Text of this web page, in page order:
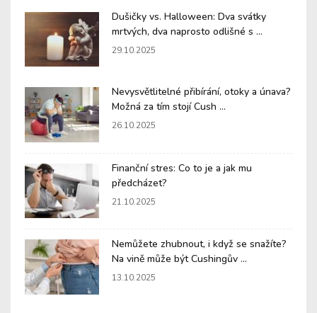
Dušičky vs. Halloween: Dva svátky
mrtvých, dva naprosto odlišné s ...
29.10.2025
Nevysvětlitelné přibírání, otoky a únava?
Možná za tím stojí Cush ...
26.10.2025
Finanční stres: Co to je a jak mu
předcházet?
21.10.2025
Nemůžete zhubnout, i když se snažíte?
Na vině může být Cushingův ...
13.10.2025